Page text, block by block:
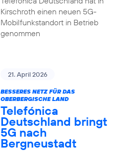
Kirschroth einen neuen 5G-
Mobilfunkstandort in Betrieb
genommen
21. April 2026
BESSERES NETZ FÜR DAS
OBERBERGISCHE LAND
Telefónica
Deutschland bringt
5G nach
Bergneustadt